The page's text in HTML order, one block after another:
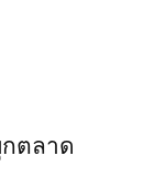
ตลาด